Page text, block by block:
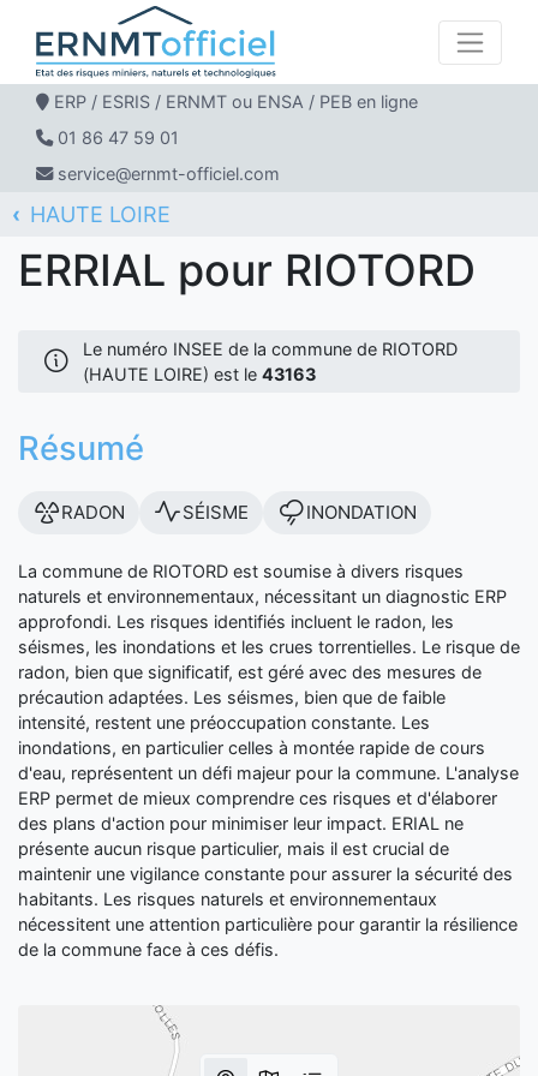
ERP / ESRIS / ERNMT ou ENSA / PEB en ligne
01 86 47 59 01
service@ernmt-officiel.com
ERNMT Officiel
ERRIAL
HAUTE LOIRE
RIOTORD
ERRIAL pour RIOTORD
Le numéro INSEE de la commune de RIOTORD
(HAUTE LOIRE) est le 43163
Résumé
RADON SÉISME INONDATION
La commune de RIOTORD est soumise à divers risques
naturels et environnementaux, nécessitant un diagnostic ERP
approfondi. Les risques identifiés incluent le radon, les
séismes, les inondations et les crues torrentielles. Le risque de
radon, bien que significatif, est géré avec des mesures de
précaution adaptées. Les séismes, bien que de faible
intensité, restent une préoccupation constante. Les
inondations, en particulier celles à montée rapide de cours
d'eau, représentent un défi majeur pour la commune. L'analyse
ERP permet de mieux comprendre ces risques et d'élaborer
des plans d'action pour minimiser leur impact. ERIAL ne
présente aucun risque particulier, mais il est crucial de
maintenir une vigilance constante pour assurer la sécurité des
habitants. Les risques naturels et environnementaux
nécessitent une attention particulière pour garantir la résilience
de la commune face à ces défis.